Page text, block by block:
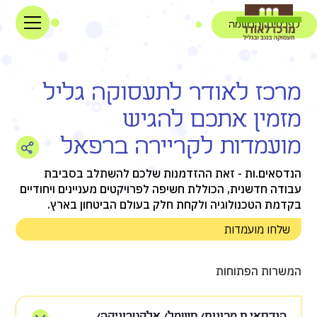
לפרטים והרשמה
מרכז לאודר לתעסוקה גליל
מזמין אתכם להגיש
מועמדות לקריירה ברפאל
הנדסאים.ות - זאת ההזדמנות שלכם להשתלב בסביבת
עבודה חדשנית, הכוללת חשיפה לפרויקטים מעניינים ויחודיים
בקדמת הטכנולוגיה ולקחת חלק בעולם הביטחון בארץ.
שלחו מועמדות
המשרות הפתוחות